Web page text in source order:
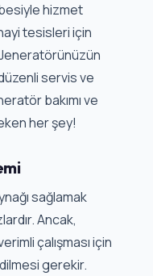
hizmet
tesisleri için
servis ve
bakımı ve
her şey!
sağlamak
Ancak,
çalışması için
gerekir.